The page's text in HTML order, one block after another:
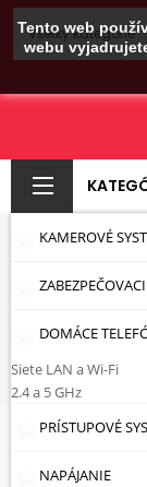
Tento web
webu
KAMEROVÉ
DOMÁCE
Siete LAN a Wi-Fi
2.4 a 5 GHz
PRÍSTUPOVÉ
NAPÁJANIE
Úvodná
Konektory